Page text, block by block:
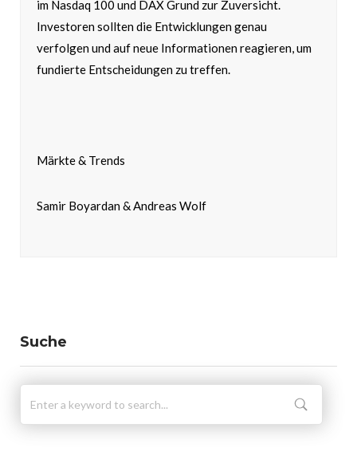
im Nasdaq 100 und DAX Grund zur Zuversicht.
Investoren sollten die Entwicklungen genau
verfolgen und auf neue Informationen reagieren, um
fundierte Entscheidungen zu treffen.
Märkte & Trends
Samir Boyardan & Andreas Wolf
Suche